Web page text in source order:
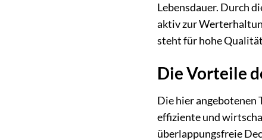
Lebensdauer. Durch
aktiv zur
steht für hohe
Die Vorteile
Die hier angebotenen
effiziente und
überlappungsfreie